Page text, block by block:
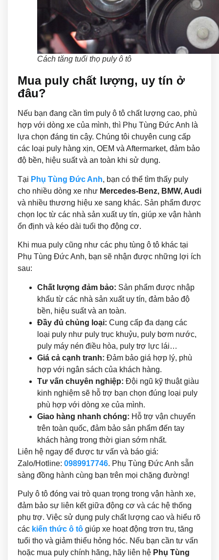
Cách tăng tuổi thọ puly ô tô
Mua puly chất lượng, uy tín ở
đâu?
Nếu bạn đang cần tìm puly ô tô chất lượng cao, phù
hợp với dòng xe của mình, thì Phụ Tùng Đức Anh là
lựa chọn đáng tin cậy. Chúng tôi chuyên cung cấp
các loại puly hàng xịn, OEM và Aftermarket, đảm bảo
độ bền, hiệu suất và an toàn khi sử dụng.
Tại Phụ Tùng Đức Anh, bạn có thể tìm thấy puly
cho nhiều dòng xe như Mercedes-Benz, BMW, Audi
và nhiều thương hiệu xe sang khác. Sản phẩm được
chọn lọc từ các nhà sản xuất uy tín, giúp xe vận hành
ổn định và kéo dài tuổi thọ động cơ.
Khi mua puly cũng như các phụ tùng ô tô khác tại
Phụ Tùng Đức Anh, bạn sẽ nhận được những lợi ích
sau:
Chất lượng đảm bảo: Sản phẩm được nhập
khẩu từ các nhà sản xuất uy tín, đảm bảo độ
bền, hiệu suất và an toàn.
Đầy đủ chủng loại: Cung cấp đa dạng các
loại puly như puly trục khuỷu, puly bơm nước,
puly máy nén điều hòa, puly trợ lực lái…
Giá cả cạnh tranh: Đảm bảo giá hợp lý, phù
hợp với ngân sách của khách hàng.
Tư vấn chuyên nghiệp: Đội ngũ kỹ thuật giàu
kinh nghiệm sẽ hỗ trợ bạn chọn đúng loại puly
phù hợp với dòng xe của mình.
Giao hàng nhanh chóng: Hỗ trợ vận chuyển
trên toàn quốc, đảm bảo sản phẩm đến tay
khách hàng trong thời gian sớm nhất.
Liên hệ ngay để được tư vấn và báo giá:
Zalo/Hotline: 0989917746. Phụ Tùng Đức Anh sẵn
sàng đồng hành cùng bạn trên mọi chặng đường!
Puly ô tô đóng vai trò quan trọng trong vận hành xe,
đảm bảo sự liên kết giữa động cơ và các hệ thống
phụ trợ. Việc sử dụng puly chất lượng cao và hiểu rõ
các kiến thức ô tô giúp xe hoạt động trơn tru, tăng
tuổi thọ và giảm thiểu hỏng hóc. Nếu bạn cần tư vấn
hoặc mua puly chính hãng, hãy liên hệ Phụ Tùng